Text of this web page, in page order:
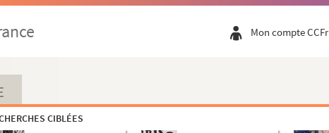
Mon compte CCFr
CIBLÉES
la conférence d'Armand Got sur Carlos Larron...
Guerre.